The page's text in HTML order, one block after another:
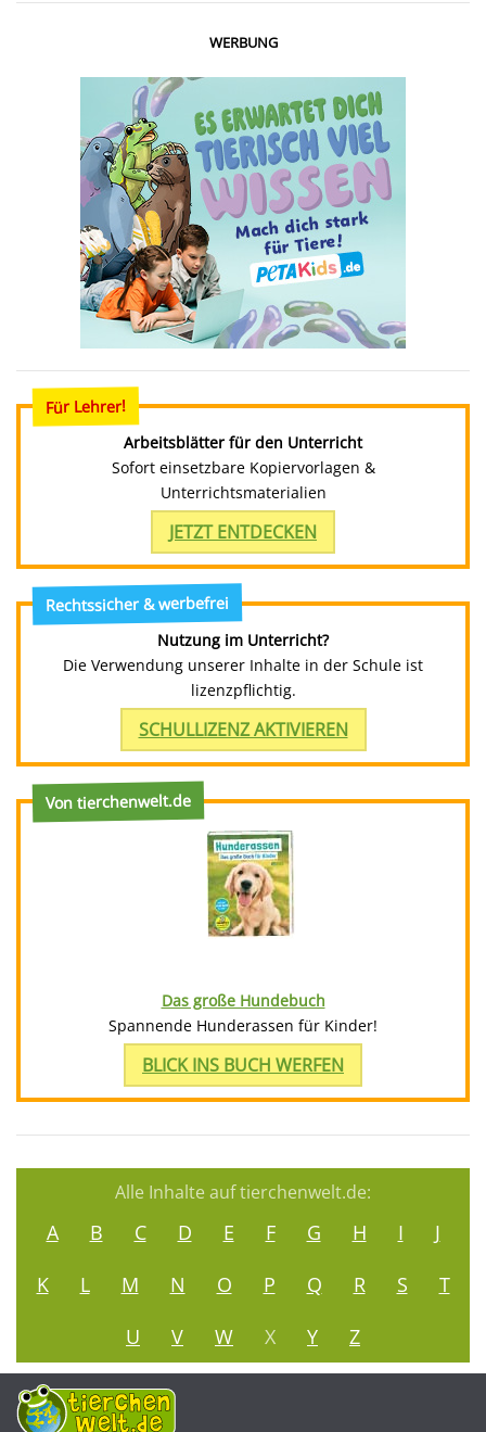
WERBUNG
Für Lehrer!
Arbeitsblätter für den Unterricht
Sofort einsetzbare Kopiervorlagen &
Unterrichtsmaterialien
JETZT ENTDECKEN
Rechtssicher & werbefrei
Nutzung im Unterricht?
Die Verwendung unserer Inhalte in der Schule ist
lizenzpflichtig.
SCHULLIZENZ AKTIVIEREN
Von tierchenwelt.de
Das große Hundebuch
Spannende Hunderassen für Kinder!
BLICK INS BUCH WERFEN
Alle Inhalte auf tierchenwelt.de:
A B C D E F G H I
J
K
L M N O P Q R S
T
U
V W X Y Z